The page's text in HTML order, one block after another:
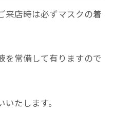
来店時は必ずマスクの着
を常備して有りますので
たします。